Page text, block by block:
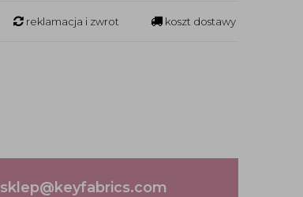
reklamacja i zwrot koszt dostawy
sklep@keyfabrics.com